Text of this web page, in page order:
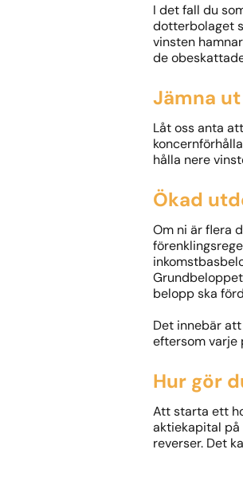
I det fall du
dotterbolaget
vinsten
de
Jämna
Låt oss anta
hålla nere
Ökad
Om ni är flera
belopp ska
Det innebär
eftersom varje
Hur gör
Att starta ett
aktiekapital på
reverser. Det